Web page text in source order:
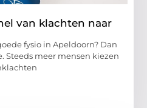
van klachten naar
fysio in Apeldoorn? Dan
Steeds meer mensen kiezen